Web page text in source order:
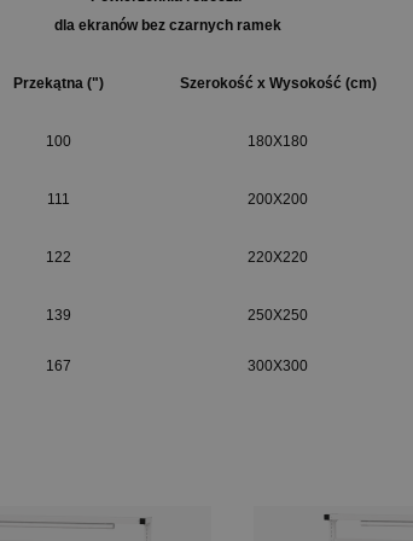
dla ekranów bez czarnych ramek
Przekątna (")
Szerokość x Wysokość (cm)
100
180X180
111
200X200
122
220X220
139
250X250
167 300X300